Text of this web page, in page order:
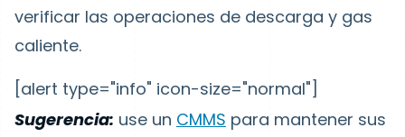
verificar las operaciones de descarga y gas
caliente.
[alert type="info" icon-size="normal"]
Sugerencia: use un CMMS para mantener sus